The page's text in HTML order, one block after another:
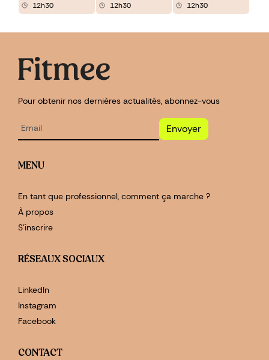
12h30 12h30 12h30
Pour obtenir nos dernières actualités, abonnez-vous
Envoyer
MENU
En tant que professionnel, comment ça marche ?
À propos
S'inscrire
RÉSEAUX SOCIAUX
LinkedIn
Instagram
Facebook
CONTACT